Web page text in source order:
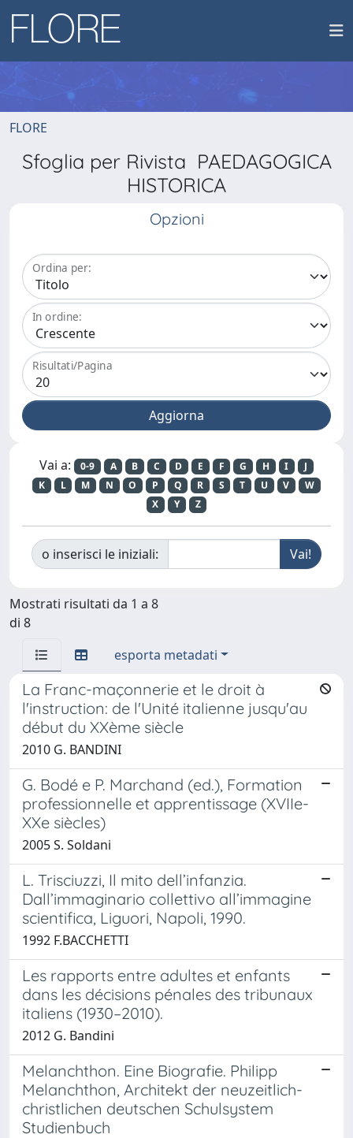
FLORE
Sfoglia per Rivista PAEDAGOGICA
HISTORICA
Opzioni
Ordina per:
In ordine:
Risultati/Pagina
Vai a: 0-9 A B C D E F G H I
J
K
L M N O P Q R S T U V
W
X
Y Z
o inserisci le iniziali:
Mostrati risultati da 1 a 8
di 8
esporta metadati
La Franc-maçonnerie et le droit à
l'instruction: de l'Unité italienne jusqu'au
début du XXème siècle
2010 G. BANDINI
G. Bodé e P. Marchand (ed.), Formation
professionnelle et apprentissage (XVIIe-
XXe siècles)
2005 S. Soldani
L. Trisciuzzi, Il mito dell’infanzia.
Dall’immaginario collettivo all’immagine
scientifica, Liguori, Napoli, 1990.
1992 F.BACCHETTI
Les rapports entre adultes et enfants
dans les décisions pénales des tribunaux
italiens (1930–2010).
2012 G. Bandini
Melanchthon. Eine Biografie. Philipp
Melanchthon, Architekt der neuzeitlich-
christlichen deutschen Schulsystem
Studienbuch